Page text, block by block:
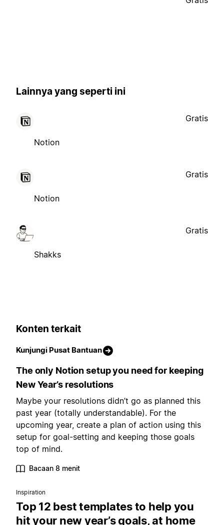
Lainnya yang seperti ini
Notion
Gratis
Notion
Gratis
Shakks
Gratis
Konten terkait
Kunjungi Pusat Bantuan
The only Notion setup you need for keeping
New Year’s resolutions
Maybe your resolutions didn’t go as planned this
past year (totally understandable). For the
upcoming year, create a plan of action using this
setup for goal-setting and keeping those goals
top of mind.
Bacaan 8 menit
Inspiration
Top 12 best templates to help you
hit your new year’s goals, at home